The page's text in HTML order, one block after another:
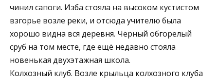
чинил сапоги. Изба стояла на высоком кустистом
взгорье возле реки, и отсюда учителю была
хорошо видна вся деревня. Чёрный обгорелый
сруб на том месте, где ещё недавно стояла
новенькая двухэтажная школа.
Колхозный клуб. Возле крыльца колхозного клуба